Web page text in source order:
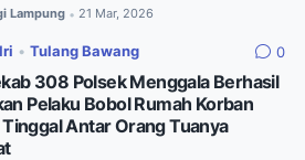
Lampung • 21 Mar, 2026
• Tulang Bawang 0
308 Polsek Menggala Berhasil
Pelaku Bobol Rumah Korban
Tinggal Antar Orang Tuanya